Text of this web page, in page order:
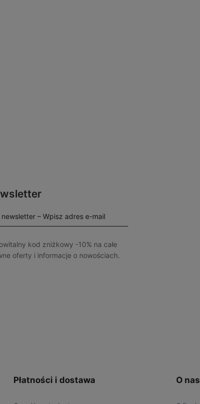
kod zniżkowy -10% na całe
oferty i informacje o nowościach.
– Wpisz adres e-mail
Płatności i dostawa O nas